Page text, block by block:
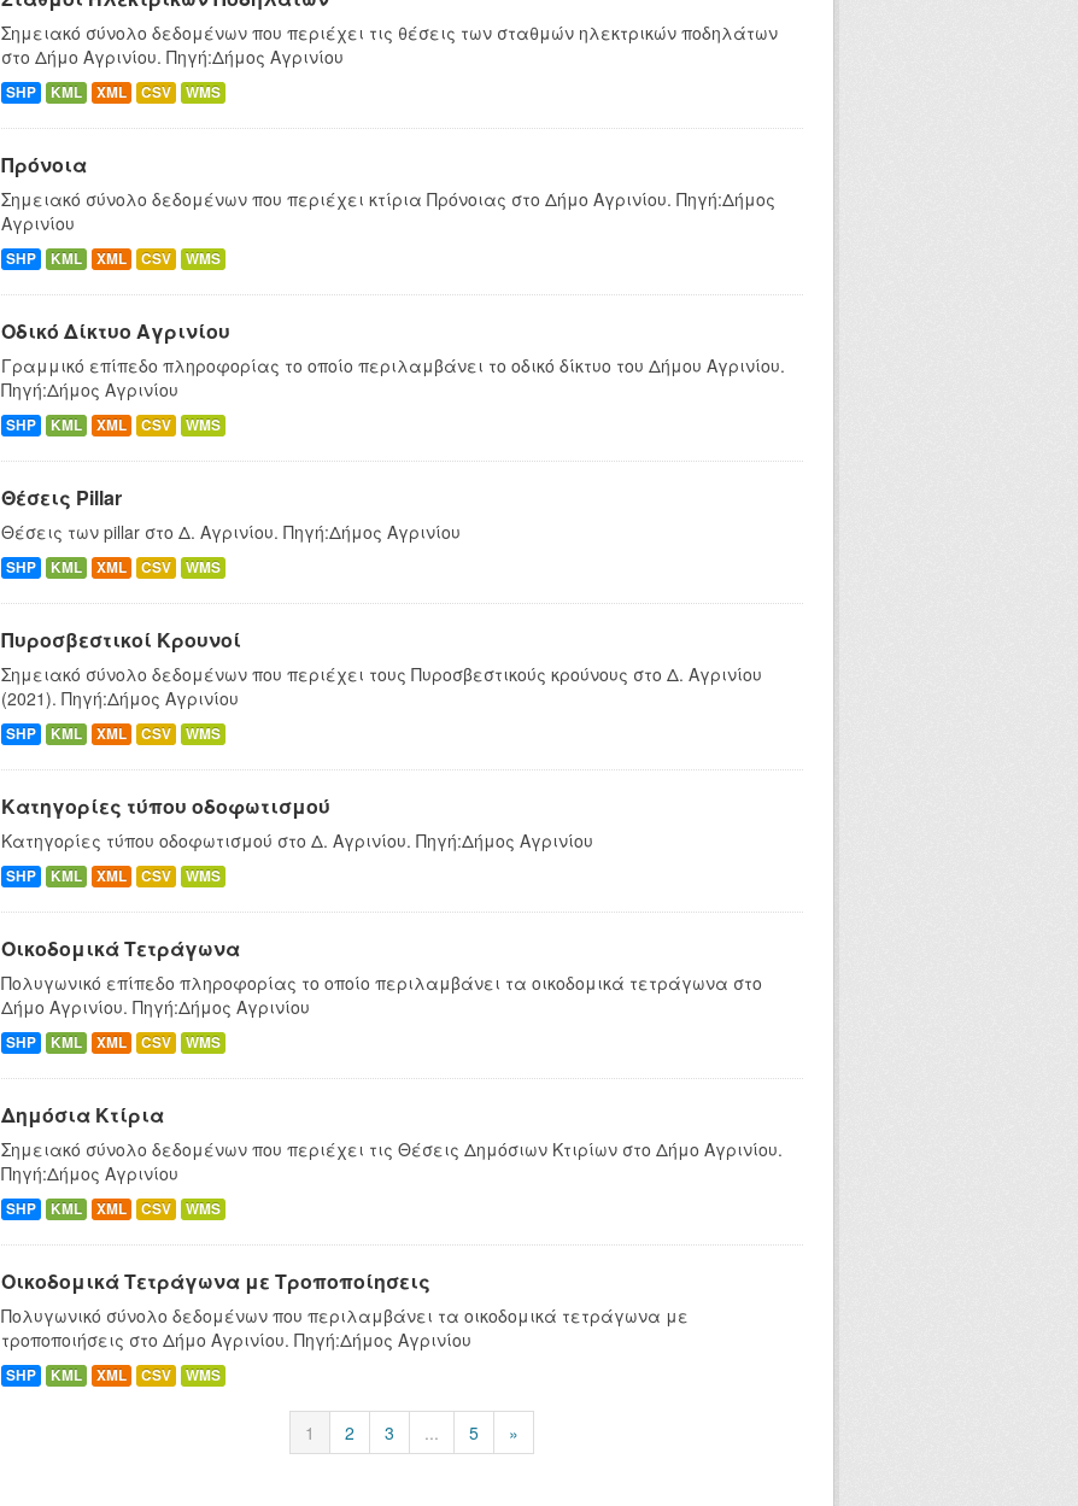
Σημειακό σύνολο δεδομένων που περιέχει τις θέσεις των σταθμών ηλεκτρικών ποδηλάτων
στο Δήμο Αγρινίου. Πηγή:Δήμος Αγρινίου
SHP KML XML CSV WMS
Πρόνοια
Σημειακό σύνολο δεδομένων που περιέχει κτίρια Πρόνοιας στο Δήμο Αγρινίου. Πηγή:Δήμος
Αγρινίου
SHP KML XML CSV WMS
Οδικό Δίκτυο Αγρινίου
Γραμμικό επίπεδο πληροφορίας το οποίο περιλαμβάνει το οδικό δίκτυο του Δήμου Αγρινίου.
Πηγή:Δήμος Αγρινίου
SHP KML XML CSV WMS
Θέσεις Pillar
Θέσεις των pillar στο Δ. Αγρινίου. Πηγή:Δήμος Αγρινίου
SHP KML XML CSV WMS
Πυροσβεστικοί Κρουνοί
Σημειακό σύνολο δεδομένων που περιέχει τους Πυροσβεστικούς κρούνους στο Δ. Αγρινίου
(2021). Πηγή:Δήμος Αγρινίου
SHP KML XML CSV WMS
Κατηγορίες τύπου οδοφωτισμού
Κατηγορίες τύπου οδοφωτισμού στο Δ. Αγρινίου. Πηγή:Δήμος Αγρινίου
SHP KML XML CSV WMS
Οικοδομικά Τετράγωνα
Πολυγωνικό επίπεδο πληροφορίας το οποίο περιλαμβάνει τα οικοδομικά τετράγωνα στο
Δήμο Αγρινίου. Πηγή:Δήμος Αγρινίου
SHP KML XML CSV WMS
Δημόσια Κτίρια
Σημειακό σύνολο δεδομένων που περιέχει τις Θέσεις Δημόσιων Κτιρίων στο Δήμο Αγρινίου.
Πηγή:Δήμος Αγρινίου
SHP KML XML CSV WMS
Οικοδομικά Τετράγωνα με Τροποποίησεις
Πολυγωνικό σύνολο δεδομένων που περιλαμβάνει τα οικοδομικά τετράγωνα με
τροποποιήσεις στο Δήμο Αγρινίου. Πηγή:Δήμος Αγρινίου
SHP KML XML CSV WMS
1 2 3 ... 5 »